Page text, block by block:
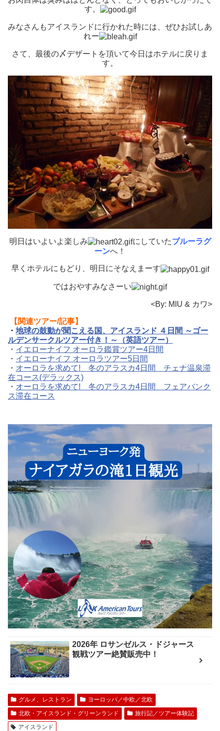
す。
みなさんもアイスランドに行かれた時には、ぜひお試しあ
れー
さて、最後の〆デザートを頂いて今日はホテルに戻りま
す。
明日はいよいよ楽しみ にしていたブルーラグ
ーンへ！
早くホテルにもどり、明日にそなえまーす
ではおやすみなさーい
<By: MIU & カワ>
【関連ツアー/記事】
・ 地球の鼓動が聞こえる国、アイスランド ４日間 ～ゴー
ルデンサークルツアー付き！～（英語ツアー）
・ イエローナイフ オーロラ鑑賞ツアー4日間
・ イエローナイフ オーロラツアー5日間
・ オーロラを求めて! 冬のアラスカ4日間 チェナ温泉滞
在コース(デラックス)
・ オーロラを求めて! 冬のアラスカ4日間 フェアバンク
ス滞在コース
2026年 ロサンゼルス・ドジャース
観戦ツアー絶賛販売中！
グルメ、レストラン
ヨーロッパ／中欧／北欧
北欧・アイスランド・グリーンランド
旅行記／ツアー体験記
アイスランド